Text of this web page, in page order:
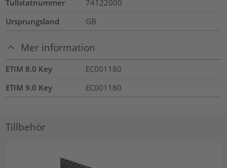
Tullstatnummer
74122000
Ursprungsland
GB
Mer information
ETIM 8.0 Key
EC001180
ETIM 9.0 Key
EC001180
Tillbehör